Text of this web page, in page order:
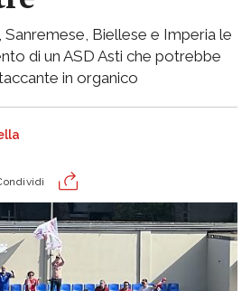
Sanremese, Biellese e Imperia le
di un ASD Asti che potrebbe
in organico